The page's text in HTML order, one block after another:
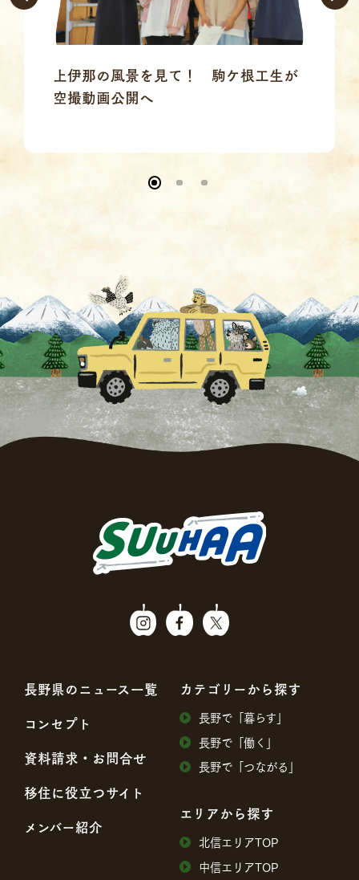
上伊那の風景を見て！ 駒ケ根工生が
空撮動画公開へ
⻑野県のニュース⼀覧
コンセプト
資料請求・お問合せ
移住に役⽴つサイト
メンバー紹介
カテゴリーから探す
⻑野で「暮らす」
⻑野で「働く」
⻑野で「つながる」
エリアから探す
北信エリアTOP
中信エリアTOP